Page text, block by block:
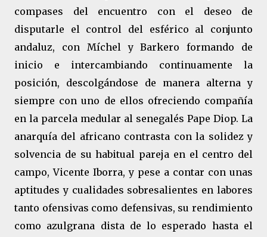
compases del encuentro con el deseo de
disputarle el control del esférico al conjunto
andaluz, con Míchel y Barkero formando de
inicio e intercambiando continuamente la
posición, descolgándose de manera alterna y
siempre con uno de ellos ofreciendo compañía
en la parcela medular al senegalés Pape Diop. La
anarquía del africano contrasta con la solidez y
solvencia de su habitual pareja en el centro del
campo, Vicente Iborra, y pese a contar con unas
aptitudes y cualidades sobresalientes en labores
tanto ofensivas como defensivas, su rendimiento
como azulgrana dista de lo esperado hasta el